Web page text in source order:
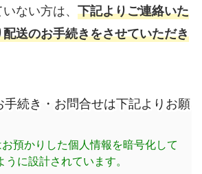
ない方は、 下記よりご連絡いた
送のお手続きをさせていただき
続き・お問合せは下記よりお願
預かりした個人情報を暗号化して
に設計されています。